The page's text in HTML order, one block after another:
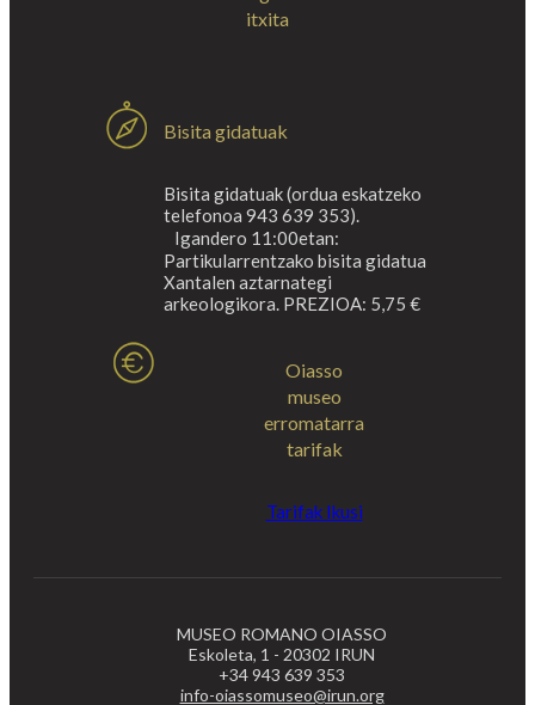
itxita
Bisita gidatuak
Bisita gidatuak (ordua eskatzeko
telefonoa 943 639 353).
Igandero 11:00etan:
Partikularrentzako bisita gidatua
Xantalen aztarnategi
arkeologikora. PREZIOA: 5,75 €
Oiasso
museo
erromatarra
tarifak
Tarifak Ikusi
MUSEO ROMANO OIASSO
Eskoleta, 1 - 20302 IRUN
+34 943 639 353
info-oiassomuseo@irun.org